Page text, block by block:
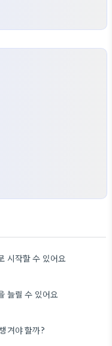
시작할 수 있어요
늘릴 수 있어요
겨야 할까?